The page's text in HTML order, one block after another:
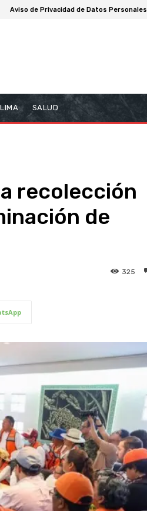
Aviso de Privacidad de Datos Personales
SALUD
recolección
de
325